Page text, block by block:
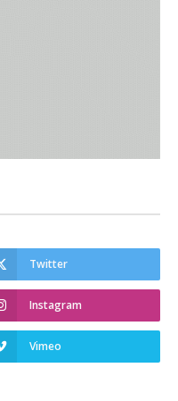
Twitter
Instagram
Vimeo